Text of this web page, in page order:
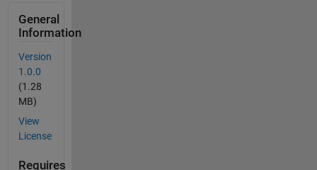
General
Information
Version
1.0.0
(1.28
MB)
View
License
Requires